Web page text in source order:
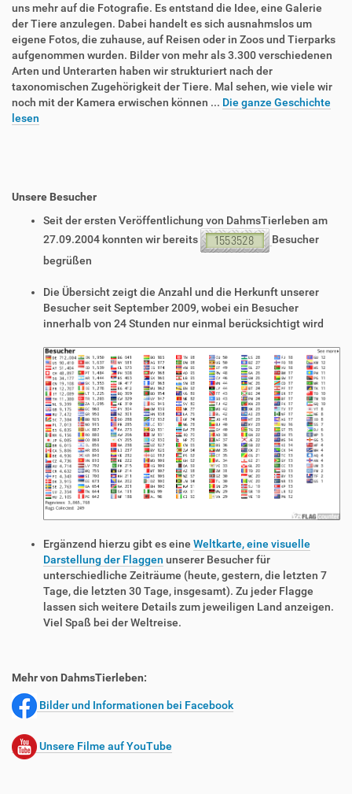
uns mehr auf die Fotografie. Es entstand die Idee, eine Galerie
der Tiere anzulegen. Dabei handelt es sich ausnahmslos um
eigene Fotos, die zuhause, auf Reisen oder in Zoos und Tierparks
aufgenommen wurden. Bilder von mehr als 3.300 verschiedenen
Arten und Unterarten haben wir strukturiert nach der
taxonomischen Zugehörigkeit der Tiere. Mal sehen, wie viele wir
noch mit der Kamera erwischen können ... Die ganze Geschichte
lesen
Unsere Besucher
Seit der ersten Veröffentlichung von DahmsTierleben am
27.09.2004 konnten wir bereits
Besucher
begrüßen
Die Übersicht zeigt die Anzahl und die Herkunft unserer
Besucher seit September 2009, wobei ein Besucher
innerhalb von 24 Stunden nur einmal berücksichtigt wird
Ergänzend hierzu gibt es eine Weltkarte, eine visuelle
Darstellung der Flaggen unserer Besucher für
unterschiedliche Zeiträume (heute, gestern, die letzten 7
Tage, die letzten 30 Tage, insgesamt). Zu jeder Flagge
lassen sich weitere Details zum jeweiligen Land anzeigen.
Viel Spaß bei der Weltreise.
Mehr von DahmsTierleben:
Bilder und Informationen bei Facebook
Unsere Filme auf YouTube